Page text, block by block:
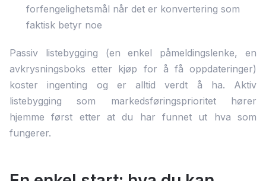
forfengelighetsmål når det er konvertering som
faktisk betyr noe
Passiv listebygging (en enkel påmeldingslenke, en
avkrysningsboks etter kjøp for å få oppdateringer)
koster ingenting og er alltid verdt å ha. Aktiv
listebygging som markedsføringsprioritet hører
hjemme først etter at du har funnet ut hva som
fungerer.